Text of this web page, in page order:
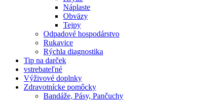
Náplaste
Obväzy
Tejpy
Odpadové hospodárstvo
Rukavice
Rýchla diagnostika
Tip na darček
vstrebateľné
Výživové doplnky
Zdravotnícke pomôcky
Bandáže, Pásy, Pančuchy